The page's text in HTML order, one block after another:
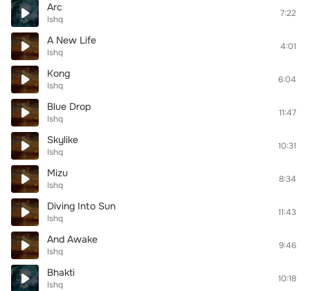
Arc
Ishq
7:22
A New Life
Ishq
4:01
Kong
Ishq
6:04
Blue Drop
Ishq
11:47
Skylike
Ishq
10:31
Mizu
Ishq
8:34
Diving Into Sun
Ishq
11:43
And Awake
Ishq
9:46
Bhakti
Ishq
10:18